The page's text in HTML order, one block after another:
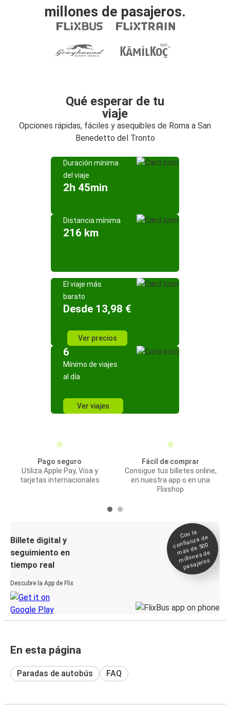
millones de pasajeros.
Qué esperar de tu
viaje
Opciones rápidas, fáciles y asequibles de Roma a San
Benedetto del Tronto
Duración mínima
del viaje
2h 45min
Distancia mínima
216 km
El viaje más
barato
Desde 13,98 €
Ver precios
6
Mínimo de viajes
al día
Ver viajes
Pago seguro
Utiliza Apple Pay, Visa y
tarjetas internacionales
Fácil de comprar
Consigue tus billetes online,
en nuestra app o en una
Flixshop
Billete digital y
seguimiento en
tiempo real
Descubre la App de Flix
Con la
confianza de
más de 500
millones de
pasajeros
En esta página
Paradas de autobús FAQ